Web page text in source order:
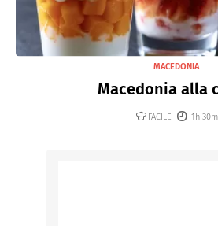
MACEDONIA
Macedonia alla
FACILE 1h 30m